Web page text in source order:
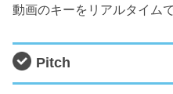
動画のキーをリアルタイム
Pitch